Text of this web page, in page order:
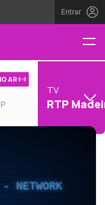
Entrar
AR
TV
RTP
NETWORK